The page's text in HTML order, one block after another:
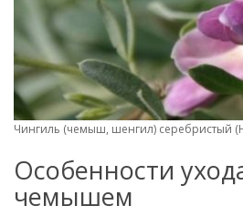
Чингиль (чемыш, шенгил) серебристый
Особенности
чемышем